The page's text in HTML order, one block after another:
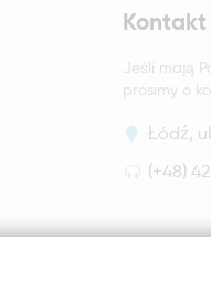
Kontakt
Jeśli mają
prosimy o
Łódź,
(+48)